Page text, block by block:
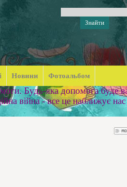
Новини Фотоальбом
Будь-яка допомога буде
війна - все це наближує